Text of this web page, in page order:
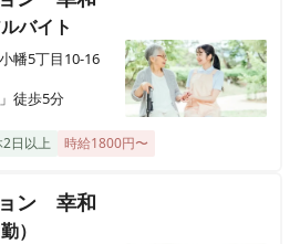
ンコート天神101号室
ーン広島西
7-7 バルミー横川203号室
ーン岡山南
目6-11 新町ハイツ105号
バイト
幡5丁目10-16
徒歩5分
日以上 時給1800円〜
ン 幸和
）